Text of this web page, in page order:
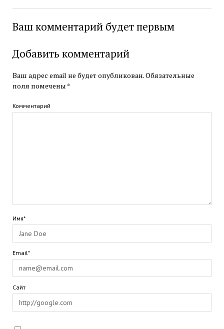
Ваш комментарий будет первым
Добавить комментарий
Ваш адрес email не будет опубликован.Обязательные
поля помечены *
Комментарий
Имя*
Email*
Сайт